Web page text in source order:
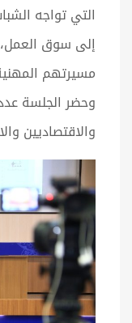
التي تواجه
إلى سوق
مسيرتهم
وحضر الجلسة
والاقتصاديين